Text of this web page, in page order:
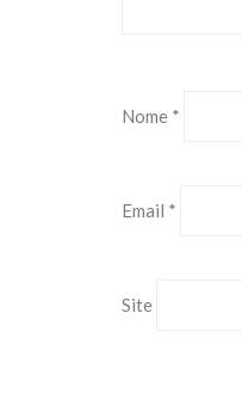
Nome *
Email *
Site